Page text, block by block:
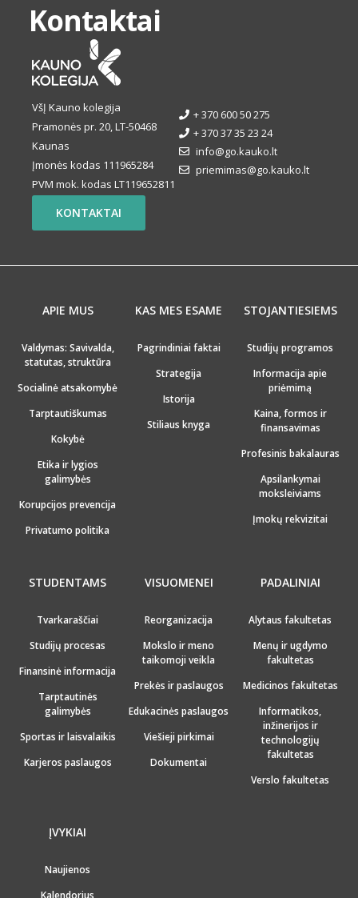
Kontaktai
VšĮ Kauno kolegija
Pramonės pr. 20, LT-50468
Kaunas
Įmonės kodas 111965284
PVM mok. kodas LT119652811
+ 370 600 50 275
+ 370 37 35 23 24
info@go.kauko.lt
priemimas@go.kauko.lt
KONTAKTAI
APIE MUS
Valdymas: Savivalda,
statutas, struktūra
Socialinė atsakomybė
Tarptautiškumas
Kokybė
Etika ir lygios
galimybės
Korupcijos prevencija
Privatumo politika
KAS MES ESAME
Pagrindiniai faktai
Strategija
Istorija
Stiliaus knyga
STOJANTIESIEMS
Studijų programos
Informacija apie
priėmimą
Kaina, formos ir
finansavimas
Profesinis bakalauras
Apsilankymai
moksleiviams
Įmokų rekvizitai
STUDENTAMS
Tvarkaraščiai
Studijų procesas
Finansinė informacija
Tarptautinės
galimybės
Sportas ir laisvalaikis
Karjeros paslaugos
VISUOMENEI
Reorganizacija
Mokslo ir meno
taikomoji veikla
Prekės ir paslaugos
Edukacinės paslaugos
Viešieji pirkimai
Dokumentai
PADALINIAI
Alytaus fakultetas
Menų ir ugdymo
fakultetas
Medicinos fakultetas
Informatikos,
inžinerijos ir
technologijų
fakultetas
Verslo fakultetas
ĮVYKIAI
Naujienos
Kalendorius